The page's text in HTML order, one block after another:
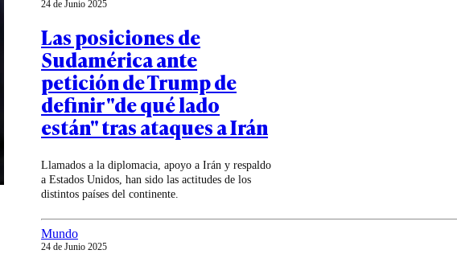
24 de Junio 2025
Las posiciones de
Sudamérica ante
petición de Trump de
definir "de qué lado
están" tras ataques a Irán
Llamados a la diplomacia, apoyo a Irán y respaldo
a Estados Unidos, han sido las actitudes de los
distintos países del continente.
Mundo
24 de Junio 2025